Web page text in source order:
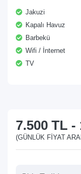
Jakuzi
Kapalı Havuz
Barbekü
Wifi / İnternet
TV
7.500 TL -
(GÜNLÜK FIYAT